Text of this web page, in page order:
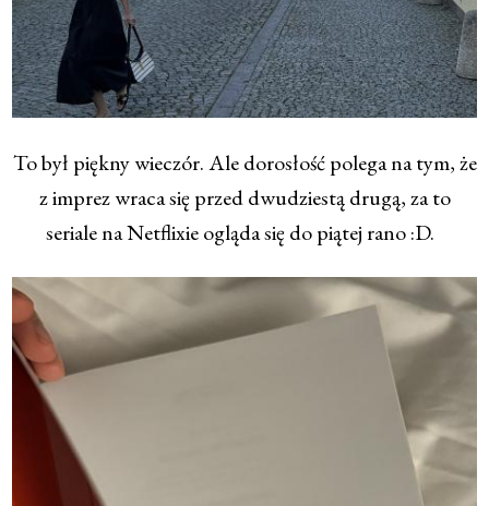
To był piękny wieczór. Ale dorosłość polega na tym, że
z imprez wraca się przed dwudziestą drugą, za to
seriale na Netflixie ogląda się do piątej rano :D.